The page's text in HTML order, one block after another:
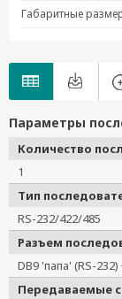
NPort IA-5150I-S-
NPort IA-5150-M-SC-
NPort IA-5150-M-SC-
NPort IA-5150-S-
NPort IA-5150-T-IEX
NPort IA-5250-IEX
NPort IA-5250-T-IEX
NPort IA5250I-T
NPort IA-5150-M-ST
NPort IA-5150-M-
NPort IA-5250I-T
Габаритные
Параметры
Количество
1
Тип
RS-232/422/485
Разъем
DB9 'папа' (RS-
Передаваемые